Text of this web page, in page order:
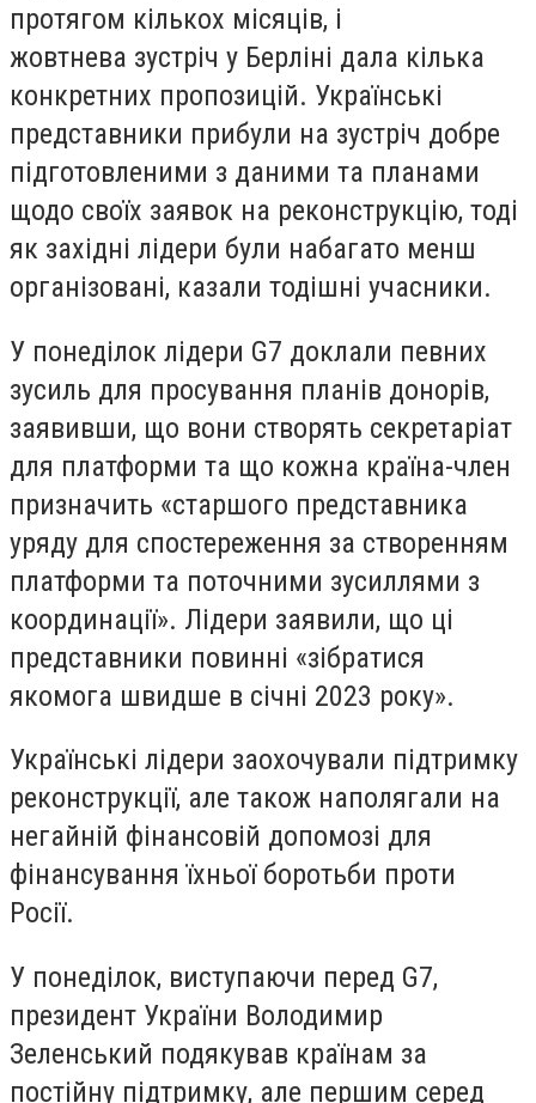
протягом кількох місяців, і
жовтнева зустріч у Берліні дала кілька
конкретних пропозицій. Українські
представники прибули на зустріч добре
підготовленими з даними та планами
щодо своїх заявок на реконструкцію, тоді
як західні лідери були набагато менш
організовані, казали тодішні учасники.
У понеділок лідери G7 доклали певних
зусиль для просування планів донорів,
заявивши, що вони створять секретаріат
для платформи та що кожна країна-член
призначить «старшого представника
уряду для спостереження за створенням
платформи та поточними зусиллями з
координації». Лідери заявили, що ці
представники повинні «зібратися
якомога швидше в січні 2023 року».
Українські лідери заохочували підтримку
реконструкції, але також наполягали на
негайній фінансовій допомозі для
фінансування їхньої боротьби проти
Росії.
У понеділок, виступаючи перед G7,
президент України Володимир
Зеленський подякував країнам за
постійну підтримку, але першим серед